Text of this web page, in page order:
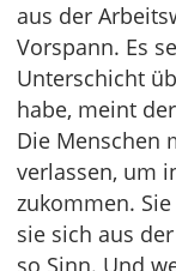
aus der
Vorspann. Es
Unterschicht
habe, meint
Die Menschen
verlassen, um
zukommen.
sie sich aus
so Sinn. Und